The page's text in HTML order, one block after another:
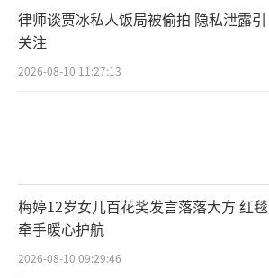
律师谈贾冰私人饭局被偷拍 隐私泄露引
关注
2026-08-10 11:27:13
梅婷12岁女儿百花奖发言落落大方 红毯
牵手暖心护航
2026-08-10 09:29:46